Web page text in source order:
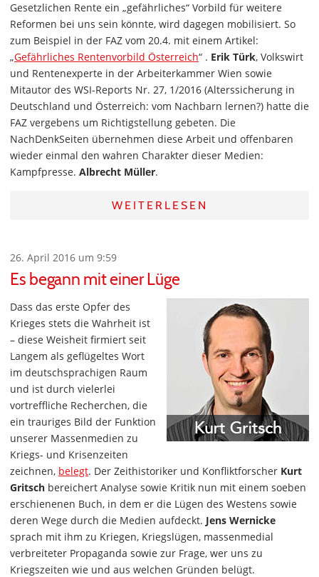
Gesetzlichen Rente ein „gefährliches“ Vorbild für weitere
Reformen bei uns sein könnte, wird dagegen mobilisiert. So
zum Beispiel in der FAZ vom 20.4. mit einem Artikel:
„Gefährliches Rentenvorbild Österreich“ . Erik Türk, Volkswirt
und Rentenexperte in der Arbeiterkammer Wien sowie
Mitautor des WSI-Reports Nr. 27, 1/2016 (Alterssicherung in
Deutschland und Österreich: vom Nachbarn lernen?) hatte die
FAZ vergebens um Richtigstellung gebeten. Die
NachDenkSeiten übernehmen diese Arbeit und offenbaren
wieder einmal den wahren Charakter dieser Medien:
Kampfpresse. Albrecht Müller.
WEITERLESEN
26. April 2016 um 9:59
Es begann mit einer Lüge
Dass das erste Opfer des
Krieges stets die Wahrheit ist
– diese Weisheit firmiert seit
Langem als geflügeltes Wort
im deutschsprachigen Raum
und ist durch vielerlei
vortreffliche Recherchen, die
ein trauriges Bild der Funktion
unserer Massenmedien zu
Kriegs- und Krisenzeiten
zeichnen, belegt. Der Zeithistoriker und Konfliktforscher Kurt
Gritsch bereichert Analyse sowie Kritik nun mit einem soeben
erschienenen Buch, in dem er die Lügen des Westens sowie
deren Wege durch die Medien aufdeckt. Jens Wernicke
sprach mit ihm zu Kriegen, Kriegslügen, massenmedial
verbreiteter Propaganda sowie zur Frage, wer uns zu
Kriegszeiten wie und aus welchen Gründen belügt.